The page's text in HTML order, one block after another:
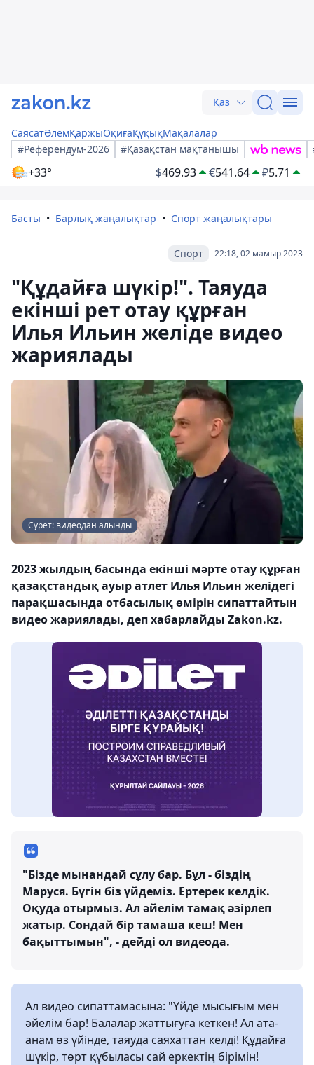
Қаз
СаясатӘлемҚаржыОқиғаҚұқықМақалалар
#Референдум-2026
#Қазақстан мақтанышы
+33° $469.93 €541.64 ₽5.71
Басты Барлық жаңалықтар Спорт жаңалықтары
22:18, 02 мамыр 2023
Спорт
"Құдайға шүкір!". Таяуда
екінші рет отау құрған
Илья Ильин желіде видео
жариялады
Сурет: видеодан алынды
2023 жылдың басында екінші мәрте отау құрған
қазақстандық ауыр атлет Илья Ильин желідегі
парақшасында отбасылық өмірін сипаттайтын
видео жариялады, деп хабарлайды Zakon.kz.
"Бізде мынандай сұлу бар. Бұл - біздің
Маруся. Бүгін біз үйдеміз. Ертерек келдік.
Оқуда отырмыз. Ал әйелім тамақ әзірлеп
жатыр. Сондай бір тамаша кеш! Мен
бақыттымын", - дейді ол видеода.
Ал видео сипаттамасына: "Үйде мысығым мен
әйелім бар! Балалар жаттығуға кеткен! Ал ата-
анам өз үйінде, таяуда саяхаттан келді! Құдайға
шүкір, төрт құбыласы сай еркектің бірімін!